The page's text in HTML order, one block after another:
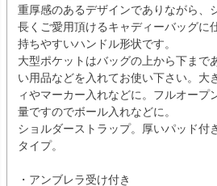
重厚感のあるデザインでありながら、
長くご愛用頂けるキャディーバッグに
持ちやすいハンドル形状です。
大型ポケットはバッグの上から下まで
い用品などを入れてお使い下さい。大
ィやマーカー入れなどに。フルオープ
量ですのでボール入れなどに。
ショルダーストラップ。厚いパッド付
タイプ。
・アンブレラ受け付き